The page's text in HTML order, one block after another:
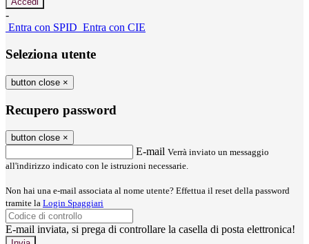
-
Entra con SPID Entra con CIE
Seleziona utente
button close ×
Recupero password
button close ×
E-mail Verrà inviato un messaggio
all'indirizzo indicato con le istruzioni necessarie.
Non hai una e-mail associata al nome utente? Effettua il reset della password
tramite la Login Spaggiari
E-mail inviata, si prega di controllare la casella di posta elettronica!